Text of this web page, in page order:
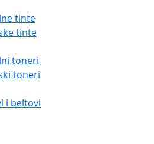
tinte
tinte
toneri
toneri
i beltovi